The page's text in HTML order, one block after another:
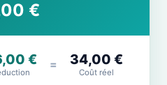
€
€ = 34,00 €
Coût réel